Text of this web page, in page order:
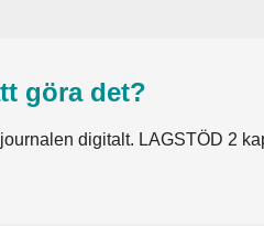
göra det?
digitalt. LAGSTÖD 2